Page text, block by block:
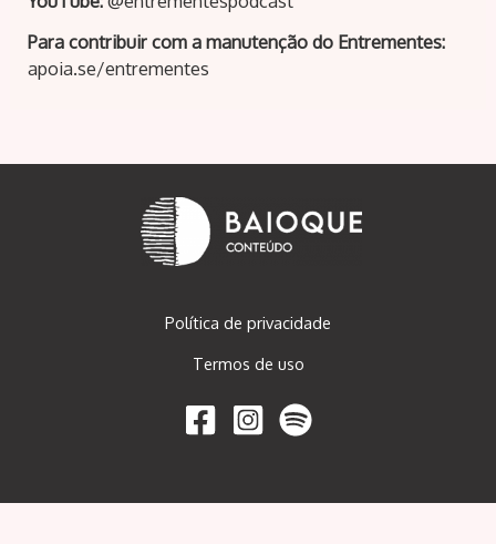
Para contribuir com a manutenção do Entrementes:
apoia.se/entrementes
Política de privacidade
Termos de uso